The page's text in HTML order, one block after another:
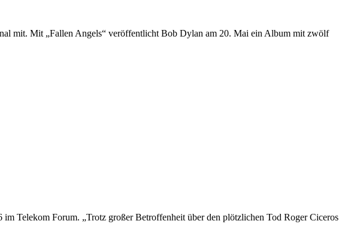
mit. Mit „Fallen Angels“ veröffentlicht Bob Dylan am 20. Mai ein Album mit zwölf
Telekom Forum. „Trotz großer Betroffenheit über den plötzlichen Tod Roger Ciceros